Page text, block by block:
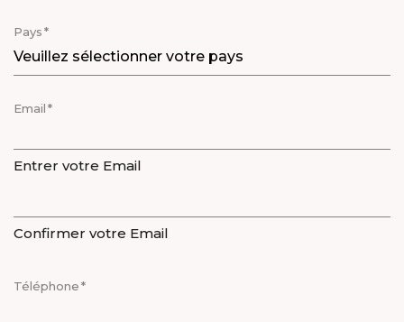
Pays
Email
Entrer votre Email
Confirmer votre Email
Téléphone